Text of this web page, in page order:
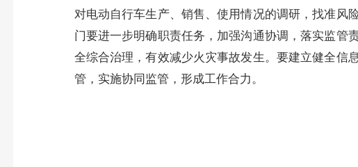
对电动自行车生产、销售、使用情况的调研，找准风
门要进一步明确职责任务，加强沟通协调，落实监管
全综合治理，有效减少火灾事故发生。要建立健全信
管，实施协同监管，形成工作合力。